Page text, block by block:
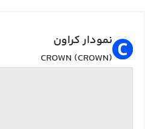
نمودار کراون
CROWN (CROWN)